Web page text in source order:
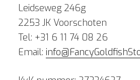
Leidseweg 246g
2253 JK Voorschoten
Tel: +31 6 11 74 08 26
Email: